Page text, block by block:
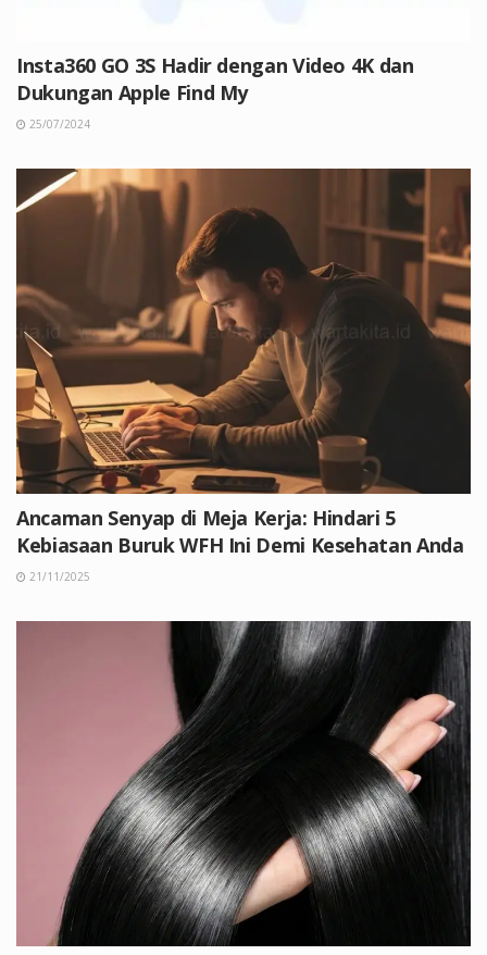
Insta360 GO 3S Hadir dengan Video 4K dan
Dukungan Apple Find My
25/07/2024
Ancaman Senyap di Meja Kerja: Hindari 5
Kebiasaan Buruk WFH Ini Demi Kesehatan Anda
21/11/2025